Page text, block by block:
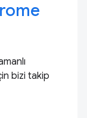
bizi takip